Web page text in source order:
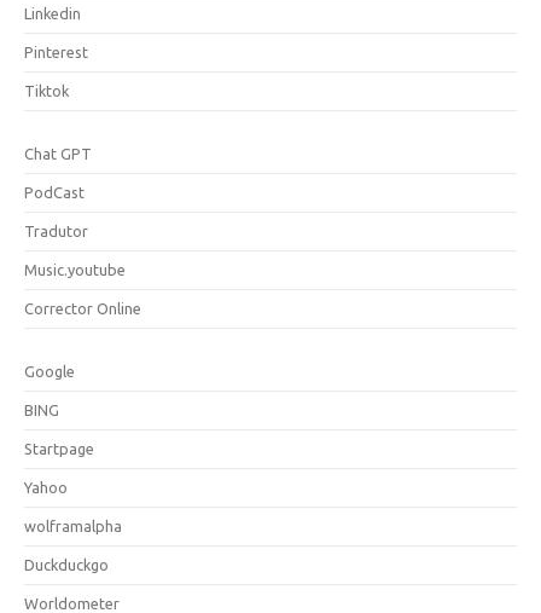
Linkedin
Pinterest
Tiktok
Chat GPT
PodCast
Tradutor
Music.youtube
Corrector Online
Google
BING
Startpage
Yahoo
wolframalpha
Duckduckgo
Worldometer